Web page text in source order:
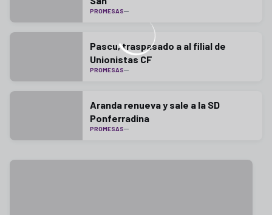
PROMESAS
Pascu, traspasado a al filial de
Unionistas CF
PROMESAS
Aranda renueva y sale a la SD
Ponferradina
PROMESAS